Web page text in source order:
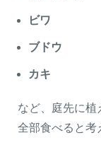
ビワ
ブドウ
カキ
など、庭先に植
全部食べると考